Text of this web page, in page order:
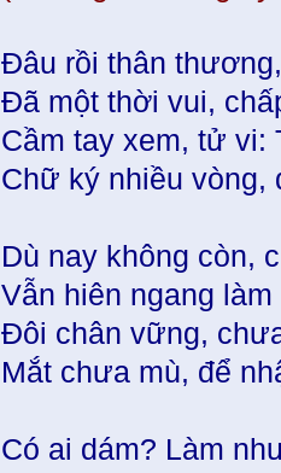
Đâu rồi thân
Đã một thời vui,
Cầm tay xem, tử vi:
Chữ ký nhiều vòng,
Dù nay không còn,
Vẫn hiên ngang
Đôi chân vững,
Mắt chưa mù, để
Có ai dám? Làm